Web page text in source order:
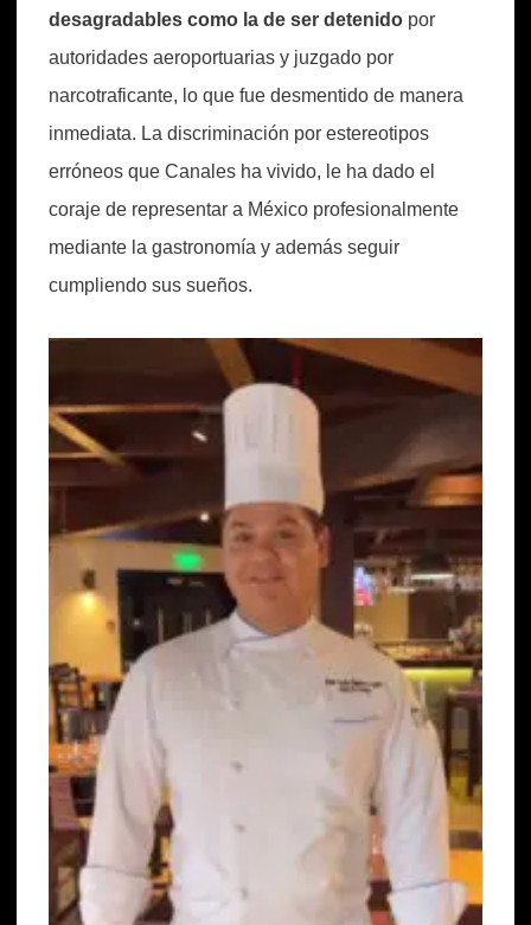
desagradables como la de ser detenido por
autoridades aeroportuarias y juzgado por
narcotraficante, lo que fue desmentido de manera
inmediata. La discriminación por estereotipos
erróneos que Canales ha vivido, le ha dado el
coraje de representar a México profesionalmente
mediante la gastronomía y además seguir
cumpliendo sus sueños.